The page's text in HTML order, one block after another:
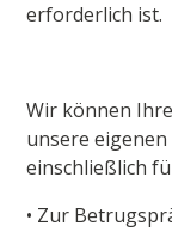
erforderlich ist.
Wir können
unsere
einschließlich
• Zur